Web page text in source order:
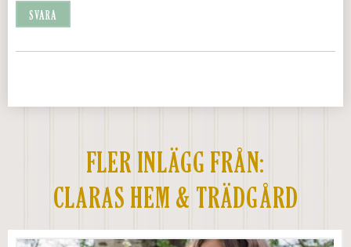
SVARA
FLER INLÄGG FRÅN:
CLARAS HEM & TRÄDGÅRD